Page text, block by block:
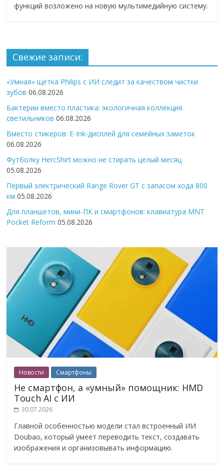
функций возложено на новую мультимедийную систему.
Свежие записи:
«Умная» щётка Philips с ИИ следит за качеством чистки
зубов 06.08.2026
Бактерии вместо пластика: экологичная коллекция
светильников 06.08.2026
Вместо стикеров: E-Ink-дисплей для семейных заметок
06.08.2026
Футболку HercShirt можно не стирать целый месяц
05.08.2026
Первый электрический Range Rover GT с запасом хода 800
км 05.08.2026
Для планшетов, мини-ПК и смартфонов: клавиатура MNT
Pocket Reform 05.08.2026
Новости Смартфоны
Не смартфон, а «умный» помощник: HMD
Touch AI с ИИ
30.07.2026
Главной особенностью модели стал встроенный ИИ
Doubao, который умеет переводить текст, создавать
изображения и организовывать информацию.